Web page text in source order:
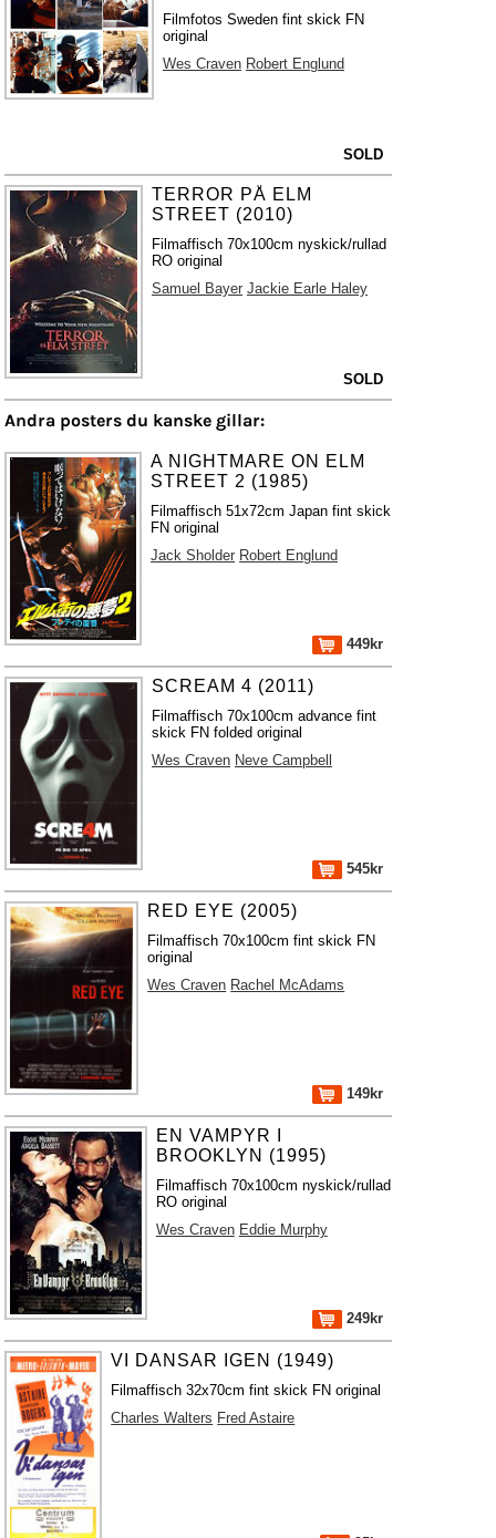
Filmfotos Sweden fint skick FN
original
Wes Craven Robert Englund
SOLD
TERROR PÅ ELM
STREET (2010)
Filmaffisch 70x100cm nyskick/rullad
RO original
Samuel Bayer Jackie Earle Haley
SOLD
Andra posters du kanske gillar:
A NIGHTMARE ON ELM
STREET 2 (1985)
Filmaffisch 51x72cm Japan fint skick
FN original
Jack Sholder Robert Englund
449kr
SCREAM 4 (2011)
Filmaffisch 70x100cm advance fint
skick FN folded original
Wes Craven Neve Campbell
545kr
RED EYE (2005)
Filmaffisch 70x100cm fint skick FN
original
Wes Craven Rachel McAdams
149kr
EN VAMPYR I
BROOKLYN (1995)
Filmaffisch 70x100cm nyskick/rullad
RO original
Wes Craven Eddie Murphy
249kr
VI DANSAR IGEN (1949)
Filmaffisch 32x70cm fint skick FN original
Charles Walters Fred Astaire